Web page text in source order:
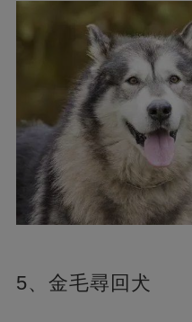
5、金毛尋回犬